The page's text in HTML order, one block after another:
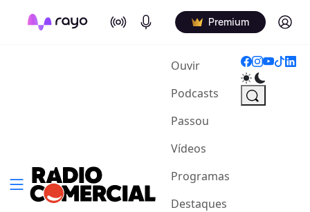
On Air Podcasts Premium Log in
Ouvir(current)
Podcasts
Passou
Vídeos
Programas
Destaques